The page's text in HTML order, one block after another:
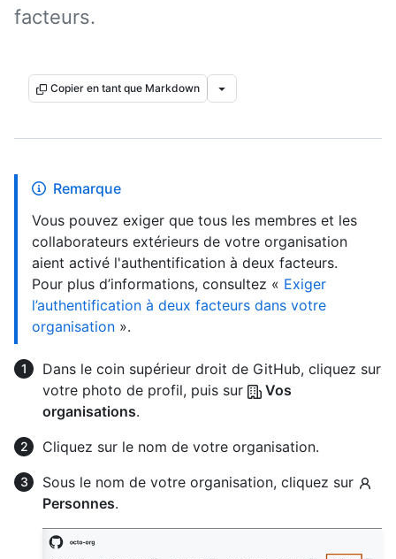
facteurs.
Copier en tant que Markdown
Remarque
Vous pouvez exiger que tous les membres et les
collaborateurs extérieurs de votre organisation
aient activé l'authentification à deux facteurs.
Pour plus d’informations, consultez « Exiger
l’authentification à deux facteurs dans votre
organisation ».
Dans le coin supérieur droit de GitHub, cliquez sur
votre photo de profil, puis sur
Vos
organisations.
Cliquez sur le nom de votre organisation.
Sous le nom de votre organisation, cliquez sur
Personnes.